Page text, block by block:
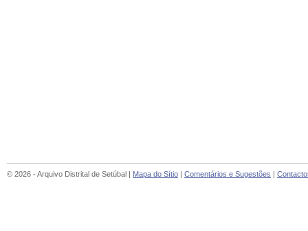
© 2026 - Arquivo Distrital de Setúbal | Mapa do Sítio Comentários e Sugestões